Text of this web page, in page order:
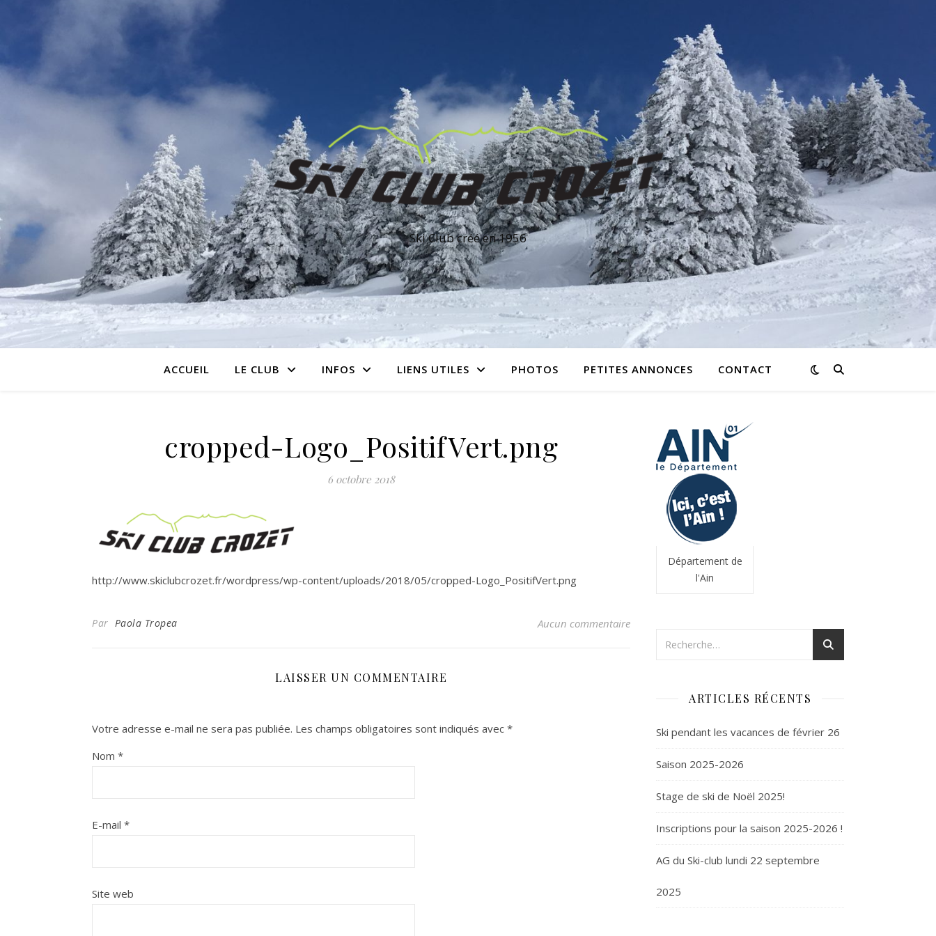
Ski Club créé en 1956
ACCUEIL LE CLUB INFOS LIENS UTILES PHOTOS PETITES ANNONCES CONTACT
cropped-Logo_PositifVert.png
6 octobre 2018
http://www.skiclubcrozet.fr/wordpress/wp-content/uploads/2018/05/cropped-Logo_PositifVert.png
Par Paola Tropea Aucun commentaire
LAISSER UN COMMENTAIRE
Votre adresse e-mail ne sera pas publiée. Les champs obligatoires sont indiqués avec *
Nom *
E-mail *
Site web
Département de
l'Ain
ARTICLES RÉCENTS
Ski pendant les vacances de février 26
Saison 2025-2026
Stage de ski de Noël 2025!
Inscriptions pour la saison 2025-2026 !
AG du Ski-club lundi 22 septembre
2025